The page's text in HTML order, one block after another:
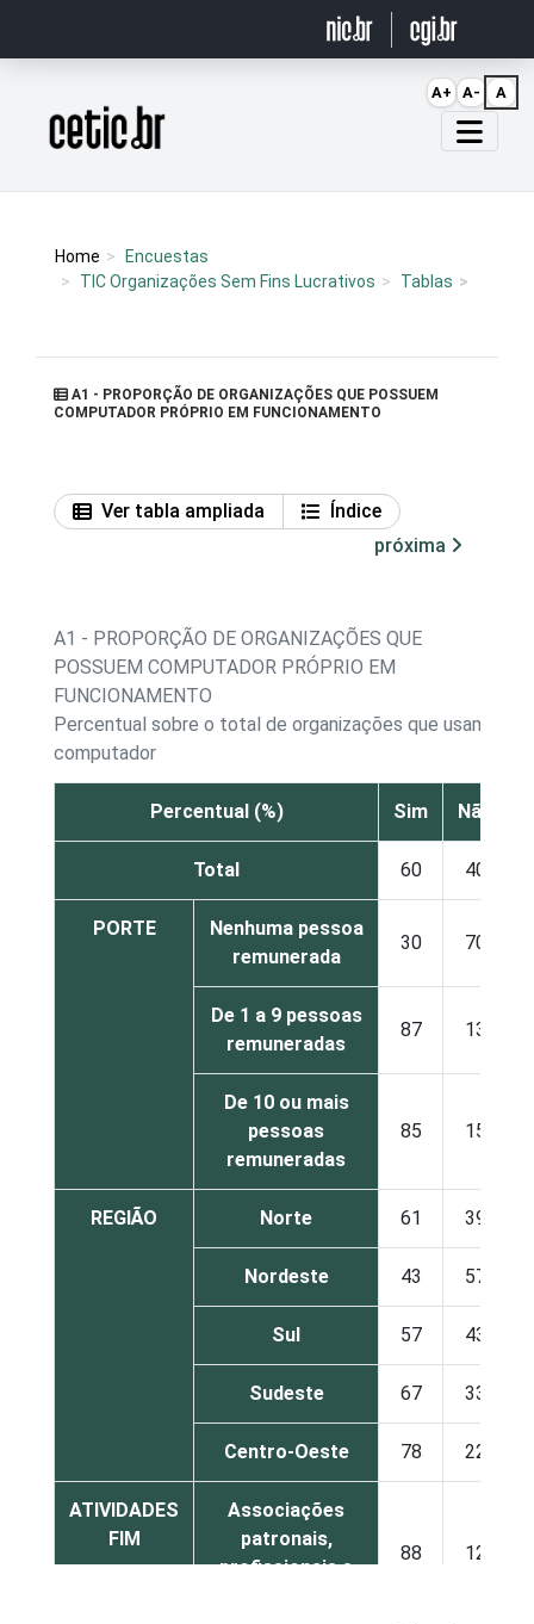
Página inicial
Home
Encuestas
TIC Organizações Sem Fins Lucrativos
Tablas
A1 - PROPORÇÃO DE ORGANIZAÇÕES QUE POSSUEM
COMPUTADOR PRÓPRIO EM FUNCIONAMENTO
Ver tabla ampliada
Índice
próxima
A1 - PROPORÇÃO DE ORGANIZAÇÕES QUE
POSSUEM COMPUTADOR PRÓPRIO EM
FUNCIONAMENTO
Percentual sobre o total de organizações que usam
computador
Percentual (%) Sim Não
Total 60 40
PORTE
Nenhuma pessoa
remunerada
30 70
De 1 a 9 pessoas
remuneradas
87 13
De 10 ou mais
pessoas
remuneradas
85 15
REGIÃO Norte 61 39
Nordeste 43 57
Sul 57 43
Sudeste 67 33
Centro-Oeste 78 22
ATIVIDADES
FIM
Associações
patronais,
profissionais e
88 12
A+ A- A